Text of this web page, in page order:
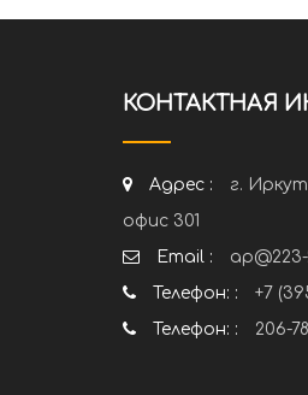
КОНТАКТНАЯ
Адрес :
г.
офис 301
Email :
Телефон: :
+7
Телефон: :
206-